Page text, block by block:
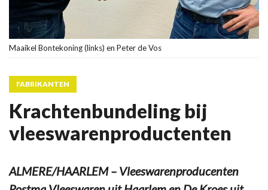
Maaikel Bontekoning (links) en Peter de Vos
FABRIKANTEN
Krachtenbundeling bij
vleeswarenproductenten
ALMERE/HAARLEM – Vleeswarenproducenten